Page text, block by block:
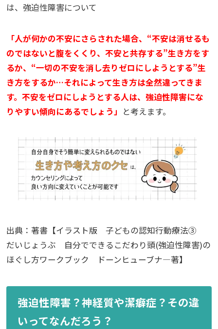
は、強迫性障害について
「人が何かの不安にさらされた場合、“不安は消せるも
のではないと腹をくくり、不安と共存する”生き方をす
るか、“一切の不安を消し去りゼロにしようとする”生
き方をするか…それによって生き方は全然違ってきま
す。不安をゼロにしようとする人は、強迫性障害にな
りやすい傾向にあるでしょう」 と考えます。
出典：著書【イラスト版 子どもの認知行動療法③
だいじょうぶ 自分でできるこだわり頭(強迫性障害)の
ほぐし方ワークブック ドーンヒューブナ―著】
強迫性障害？神経質や潔癖症？その違
いってなんだろう？